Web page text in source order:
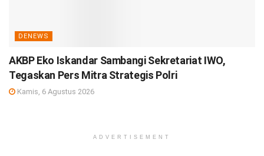
DENEWS
AKBP Eko Iskandar Sambangi Sekretariat IWO,
Tegaskan Pers Mitra Strategis Polri
Kamis, 6 Agustus 2026
ADVERTISEMENT